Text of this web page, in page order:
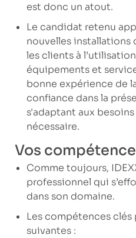
est donc un atout.
Le candidat retenu
nouvelles installations
les clients à
équipements et
bonne expérience de
confiance dans la
s'adaptant aux
nécessaire.
Vos
Comme toujours,
professionnel qui
dans son domaine.
Les compétences clés
suivantes :